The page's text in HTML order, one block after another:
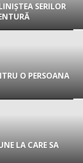
SERILOR
O PERSOANA
LA CARE SA